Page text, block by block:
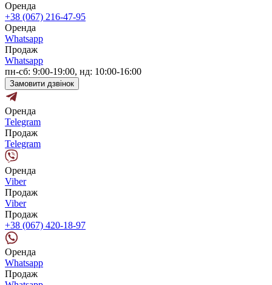
Оренда
+38 (067) 216-47-95
Оренда
Whatsapp
Продаж
Whatsapp
пн-сб: 9:00-19:00, нд: 10:00-16:00
Замовити дзвінок
Оренда
Telegram
Продаж
Telegram
Оренда
Viber
Продаж
Viber
Продаж
+38 (067) 420-18-97
Оренда
Whatsapp
Продаж